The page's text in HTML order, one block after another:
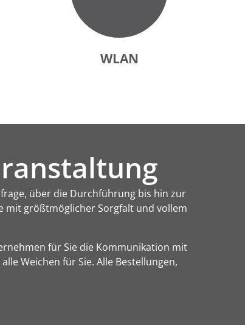
WLAN
über die Durchführung bis hin zur
mit größtmöglicher Sorgfalt und vollem
für Sie die Kommunikation mit
Weichen für Sie. Alle Bestellungen,